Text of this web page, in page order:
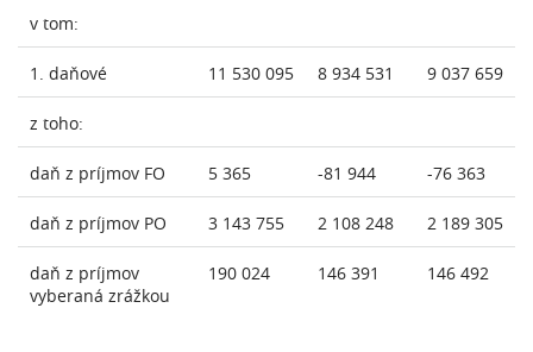
v tom:
1. daňové 11 530 095 8 934 531 9 037 659
z toho:
daň z príjmov FO 5 365 -81 944 -76 363
daň z príjmov PO 3 143 755 2 108 248 2 189 305
daň z príjmov
vyberaná zrážkou
190 024 146 391 146 492